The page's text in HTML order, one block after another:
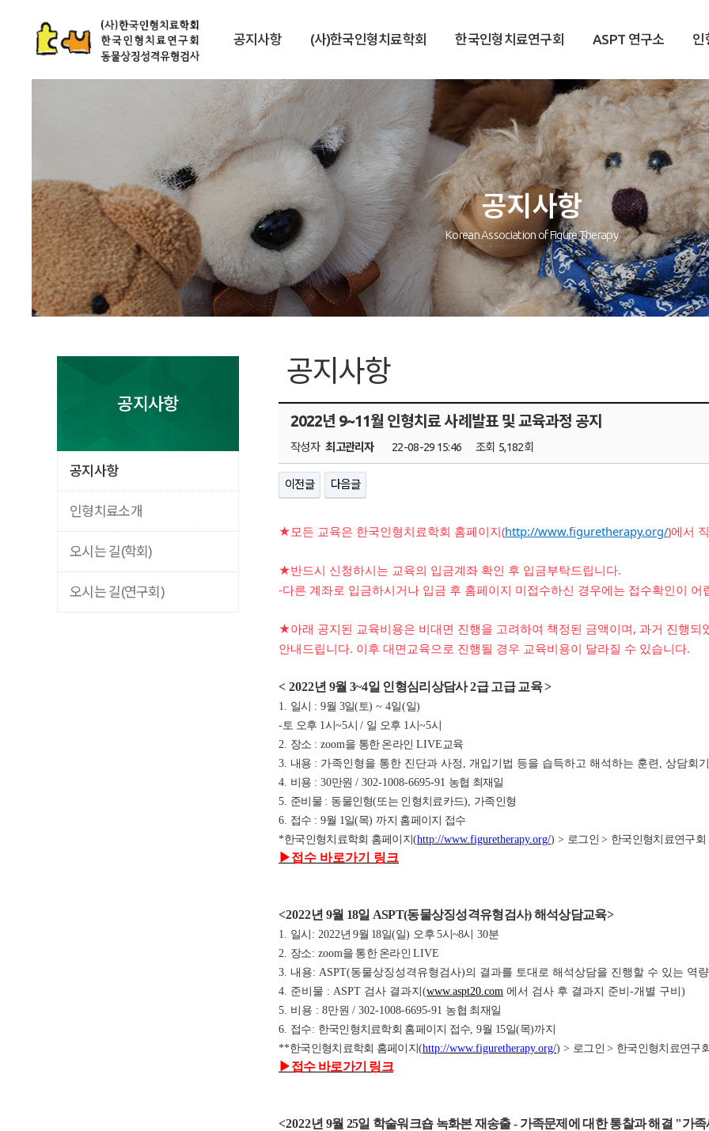
공지사항 (사)한국인형치료학회 한국인형치료연구회 ASPT 연구소 인
공지사항
Korean Association of Figure Therapy
공지사항
공지사항
인형치료소개
오시는 길(학회)
오시는 길(연구회)
공지사항
2022년 9~11월 인형치료 사례발표 및 교육과정 공지
작성자 최고관리자 22-08-29 15:46 조회 5,182회
이전글 다음글
★모든 교육은 한국인형치료학회 홈페이지(http://www.figuretherapy.org/)에서
★반드시 신청하시는 교육의 입금계좌 확인 후 입금부탁드립니다.
-다른 계좌로 입금하시거나 입금 후 홈페이지 미접수하신 경우에는 접수확인이 어
★아래 공지된 교육비용은 비대면 진행을 고려하여 책정된 금액이며, 과거 진행되
안내드립니다. 이후 대면교육으로 진행될 경우 교육비용이 달라질 수 있습니다.
< 2022년 9월 3~4일 인형심리상담사2급 고급 교육>
1. 일시 : 9월 3일(토) ~ 4일(일)
-토 오후 1시~5시/ 일 오후 1시~5시
2. 장소 : zoom을 통한 온라인 LIVE교육
3. 내용 : 가족인형을 통한 진단과 사정, 개입기법 등을 습득하고 해석하는 훈련, 상담회
4. 비용 : 30만원 / 302-1008-6695-91 농협 최재일
5. 준비물 : 동물인형(또는 인형치료카드)
가족인형
6. 접수 : 9월 1일(목) 까지 홈페이지 접수
*한국인형치료학회 홈페이지(http://www.figuretherapy.org/) > 로그인> 한국인형치료연구회
▶접수 바로가기 링크
<2022년 9월 18일 ASPT(동물상징성격유형검사) 해석상담교육>
1. 일시: 2022년 9월 18일(일) 오후 5시~8시 30분
2. 장소: zoom을 통한 온라인LIVE
3. 내용: ASPT(동물상징성격유형검사)의 결과를 토대로 해석상담을 진행할 수 있는 역
4. 준비물 : ASPT 검사 결과지(www.aspt20.com 에서 검사 후 결과지 준비-개별 구비)
5. 비용 : 8만원 / 302-1008-6695-91 농협 최재일
6. 접수: 한국인형치료학회 홈페이지 접수 , 9월 15일(목)까지
**한국인형치료학회 홈페이지(http://www.figuretherapy.org/) > 로그인> 한국인형치료연구
▶접수 바로가기 링크
<2022년 9월 25일 학술워크숍 녹화본 재송출 - 가족문제에 대한 통찰과 해결 "가